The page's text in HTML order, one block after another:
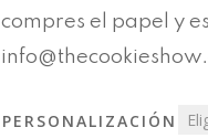
compres el papel y
PERSONALIZACIÓN